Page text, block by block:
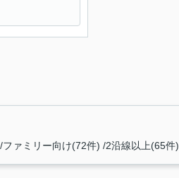
ファミリー向け(72件) 2沿線以上(65件)